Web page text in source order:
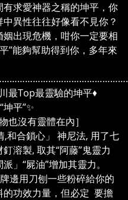
求愛神器之稱的坤平，你
異性往往好像看不見你？
出現危機，咁你一定要相
”能夠幫助得到你，多年來
最Top最靈驗的坤平♦️
”✨
沒有靈體在內］
和合鎖心」 神尼法, 用了七
溶製, 取其“阿藤”鬼靈力
」“屍油”增加其靈力。
邊用刀刨一些粉碎給你的
的功效力量，但必定 要擔